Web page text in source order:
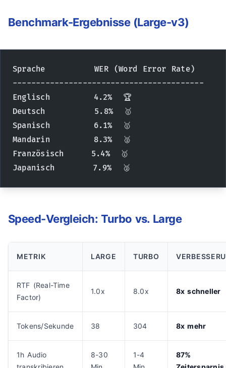
Benchmark-Ergebnisse (Large-v3)
Sprache         WER (Word Error Rate)
-----------------------------------------
Englisch        4.2%  🏆
Deutsch         5.8%  🥇
Spanisch        6.1%  🥇
Mandarin        8.3%  🥈
Französisch     5.4%  🥇
Japanisch       7.9%  🥈
Speed-Vergleich: Turbo vs. Large
METRIK LARGE TURBO
RTF (Real-Time
Factor)
1.0x 8.0x 8x schneller
Tokens/Sekunde 38 304 8x mehr
1h Audio
8-30
1-4
87%